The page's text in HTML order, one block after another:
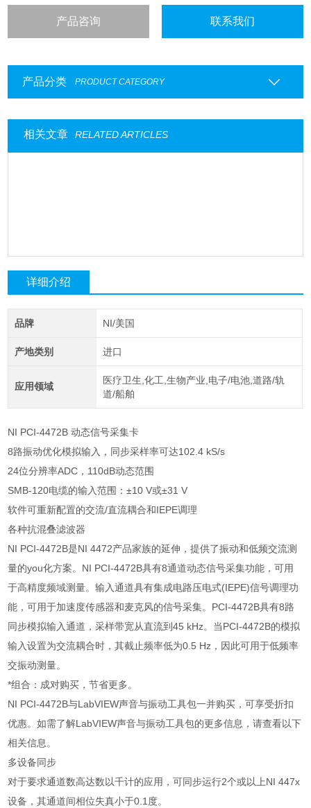
产品咨询 联系我们
产品分类 PRODUCT CATEGORY
相关文章 RELATED ARTICLES
详细介绍
品牌 NI/美国
产地类别 进口
应用领域
医疗卫生,化工,生物产业,电子/电池,道路/轨
道/船舶
NI PCI-4472B 动态信号采集卡
8路振动优化模拟输入，同步采样率可达102.4 kS/s
24位分辨率ADC，110dB动态范围
SMB-120电缆的输入范围：±10 V或±31 V
软件可重新配置的交流/直流耦合和IEPE调理
各种抗混叠滤波器
NI PCI-4472B是NI 4472产品家族的延伸，提供了振动和低频交流测
量的you化方案。NI PCI-4472B具有8通道动态信号采集功能，可用
于高精度频域测量。输入通道具有集成电路压电式(IEPE)信号调理功
能，可用于加速度传感器和麦克风的信号采集。PCI-4472B具有8路
同步模拟输入通道，采样带宽从直流到45 kHz。当PCI-4472B的模拟
输入设置为交流耦合时，其截止频率低为0.5 Hz，因此可用于低频率
交振动测量。
*组合：成对购买，节省更多。
NI PCI-4472B与LabVIEW声音与振动工具包一并购买，可享受折扣
优惠。如需了解LabVIEW声音与振动工具包的更多信息，请查看以下
相关信息。
多设备同步
对于要求通道数高达数以千计的应用，可同步运行2个或以上NI 447x
设备，其通道间相位失真小于0.1度。